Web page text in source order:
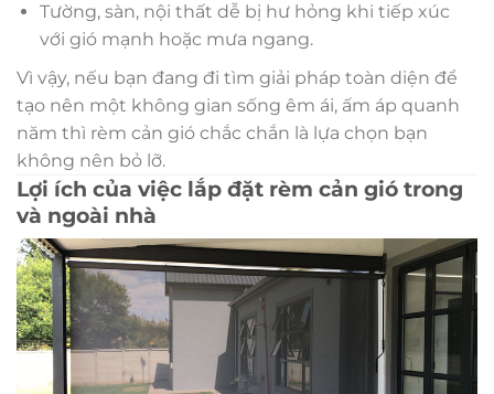
Tường, sàn, nội thất dễ bị hư hỏng khi tiếp xúc
với gió mạnh hoặc mưa ngang.
Vì vậy, nếu bạn đang đi tìm giải pháp toàn diện để
tạo nên một không gian sống êm ái, ấm áp quanh
năm thì rèm cản gió chắc chắn là lựa chọn bạn
không nên bỏ lỡ.
Lợi ích của việc lắp đặt rèm cản gió trong
và ngoài nhà